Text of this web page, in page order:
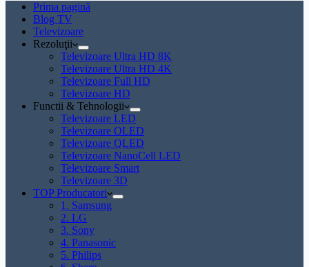
Prima pagină
Blog TV
Televizoare
Rezoluţii
Televizoare Ultra HD 8K
Televizoare Ultra HD 4K
Televizoare Full HD
Televizoare HD
Functii & Tehnologii
Televizoare LED
Televizoare OLED
Televizoare QLED
Televizoare NanoCell LED
Televizoare Smart
Televizoare 3D
TOP Producatori
1. Samsung
2. LG
3. Sony
4. Panasonic
5. Philips